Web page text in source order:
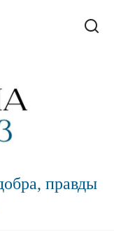
правды